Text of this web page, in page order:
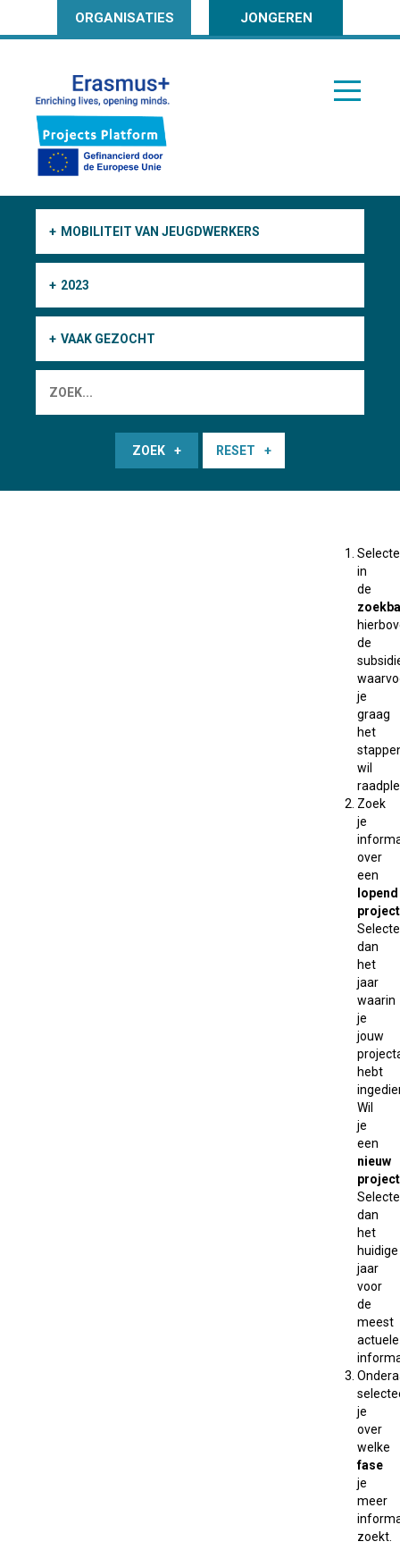
ORGANISATIES JONGEREN
MOBILITEIT VAN JEUGDWERKERS
2023
VAAK GEZOCHT
ZOEK RESET
in
de
de
je
graag
het
wil
Zoek
je
over
een
lopend
project
dan
het
jaar
waarin
je
jouw
hebt
Wil
je
een
nieuw
project
dan
het
huidige
jaar
voor
de
meest
actuele
je
over
welke
fase
je
meer
zoekt.